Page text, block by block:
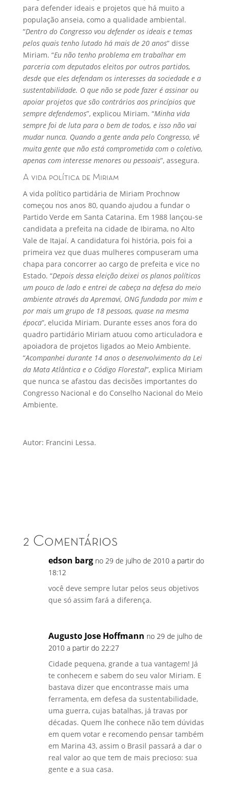
para defender ideais e projetos que há muito a
população anseia, como a qualidade ambiental.
“Dentro do Congresso vou defender os ideais e temas
pelos quais tenho lutado há mais de 20 anos” disse
Miriam. “Eu não tenho problema em trabalhar em
parceria com deputados eleitos por outros partidos,
desde que eles defendam os interesses da sociedade e a
sustentabilidade. O que não se pode fazer é assinar ou
apoiar projetos que são contrários aos princípios que
sempre defendemos”, explicou Miriam. “Minha vida
sempre foi de luta para o bem de todos, e isso não vai
mudar nunca. Quando a gente anda pelo Congresso, vê
muita gente que não está comprometida com o coletivo,
apenas com interesse menores ou pessoais”, assegura.
A vida política de Miriam
A vida político partidária de Miriam Prochnow
começou nos anos 80, quando ajudou a fundar o
Partido Verde em Santa Catarina. Em 1988 lançou-se
candidata a prefeita na cidade de Ibirama, no Alto
Vale de Itajaí. A candidatura foi história, pois foi a
primeira vez que duas mulheres compuseram uma
chapa para concorrer ao cargo de prefeita e vice no
Estado. “Depois dessa eleição deixei os planos políticos
um pouco de lado e entrei de cabeça na defesa do meio
ambiente através da Apremavi, ONG fundada por mim e
por mais um grupo de 18 pessoas, quase na mesma
época”, elucida Miriam. Durante esses anos fora do
quadro partidário Miriam atuou como articuladora e
apoiadora de projetos ligados ao Meio Ambiente.
“Acompanhei durante 14 anos o desenvolvimento da Lei
da Mata Atlântica e o Código Florestal”, explica Miriam
que nunca se afastou das decisões importantes do
Congresso Nacional e do Conselho Nacional do Meio
Ambiente.
Autor: Francini Lessa.
2 Comentários
edson barg no 29 de julho de 2010 a partir do
18:12
você deve sempre lutar pelos seus objetivos
que só assim fará a diferença.
Augusto Jose Hoffmann no 29 de julho de
2010 a partir do 22:27
Cidade pequena, grande a tua vantagem! Já
te conhecem e sabem do seu valor Miriam. E
bastava dizer que encontrasse mais uma
ferramenta, em defesa da sustentabilidade,
uma guerra, cujas batalhas, já travas por
décadas. Quem lhe conhece não tem dúvidas
em quem votar e recomendo pensar também
em Marina 43, assim o Brasil passará a dar o
real valor ao que tem de mais precioso: sua
gente e a sua casa.